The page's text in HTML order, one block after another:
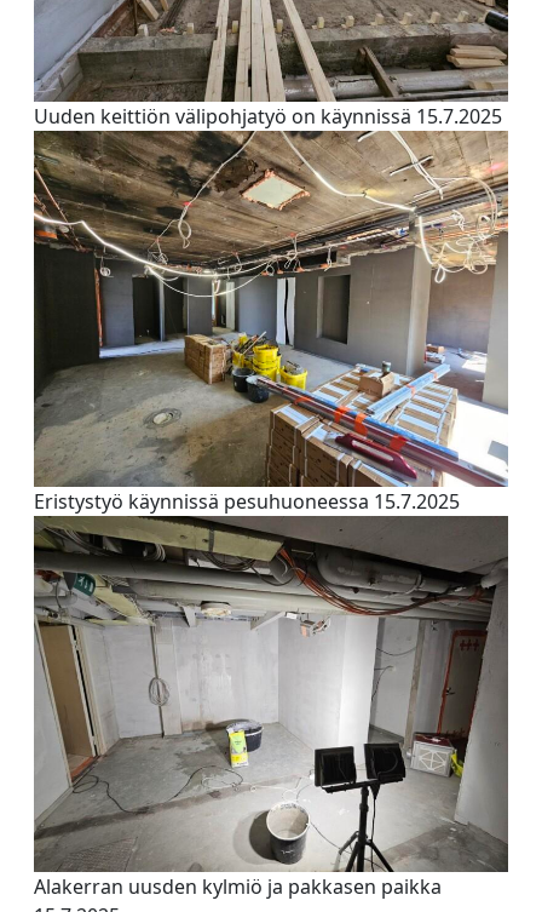
Uuden keittiön välipohjatyö on käynnissä 15.7.2025
Eristystyö käynnissä pesuhuoneessa 15.7.2025
Alakerran uusden kylmiö ja pakkasen paikka